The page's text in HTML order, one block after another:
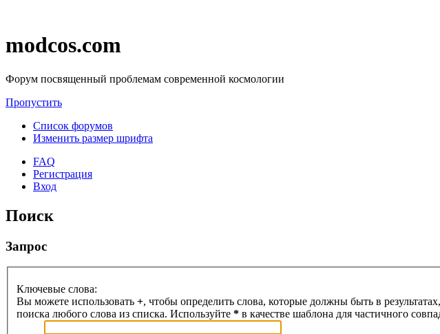
modcos.com
Форум посвященный проблемам современной космологии
Пропустить
Список форумов
Изменить размер шрифта
FAQ
Регистрация
Вход
Поиск
Запрос
Ключевые слова:
Вы можете использовать +, чтобы определить слова, которые должны быть в
поиска любого слова из списка. Используйте * в качестве шаблона для частичного